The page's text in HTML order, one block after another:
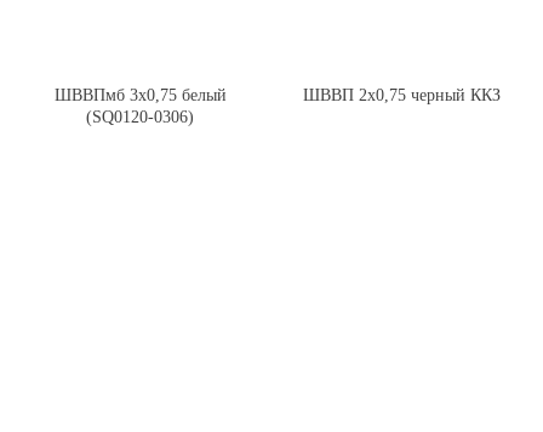
ШВВПмб 3х0,75 белый
(SQ0120-0306)
ШВВП 2х0,75 черный ККЗ